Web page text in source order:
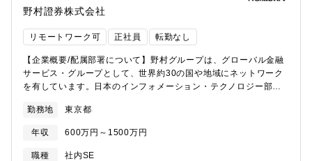
プし、解決に導いていきます。【業務の魅力】・新規アプリゲー
ム開発に携われます・企画への意見、アイデア出しが可能です・
100万DL規模のヒットアプリの開発を目指せます（実績あり）
■DONUTS GAMESを知る 最新プレスリリースなど
https://www.donuts.ne.jp/products/games Waffles - DONUTS
Magazine https://waffles.donuts.ne.jp/?
utm_source=gameorg Waffles - ゲーム関連記事一覧
utm_source=gameorg■オリジナルタイトルでNo.1を獲得す
Starless-」「Tokyo 7th シスターズ」「暴走列伝 単車の虎」な
ど、 オリジナルタイトルを中心として多岐にわたるタイトルを
野村證券株式会社
リモートワーク可 正社員 転勤なし
【企業概要/配属部署について】野村グループは、グローバル金融
サービス・グループとして、世界約30の国や地域にネットワーク
を有しています。日本のインフォメーション・テクノロジー部門
のリテール・ウェルスマネジメントビジネス、グローバルホール
セール（グローバルマーケッツとインベストメントバンキング）
において、テクニカルサポート、アプリケーション開発、システ
ム変更などの業務に従事しています。野村グループは、充実した
勤務地 東京都
年収 600万円～1500万円
職種
社内SE